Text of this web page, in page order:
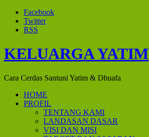
Facebook
Twitter
RSS
KELUARGA YATIM
Cara Cerdas Santuni Yatim & Dhuafa
HOME
PROFIL
TENTANG KAMI
LANDASAN DASAR
VISI DAN MISI